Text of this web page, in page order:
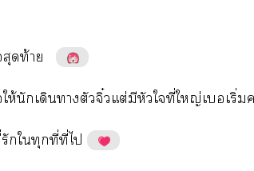
ท้
ห้​​​​ิ๋ต่​​​​ี่​ญ่​ิ่
​ี่​